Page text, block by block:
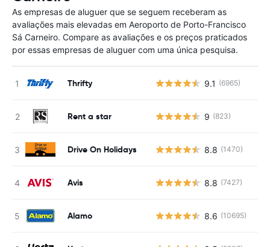
As empresas de aluguer que se seguem receberam as
avaliações mais elevadas em Aeroporto de Porto-Francisco
Sá Carneiro. Compare as avaliações e os preços praticados
por essas empresas de aluguer com uma única pesquisa.
Thrifty 9.1 (6965)
Rent a star 9 (823)
Drive On Holidays 8.8 (1470)
Avis 8.8 (7427)
Alamo 8.6 (10695)